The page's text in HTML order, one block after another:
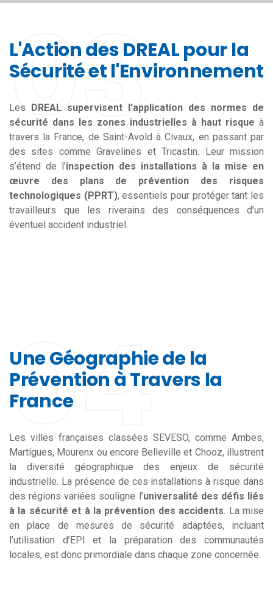
03
L'Action des DREAL pour la
Sécurité et l'Environnement
Les DREAL supervisent l’application des normes de
sécurité dans les zones industrielles à haut risque à
travers la France, de Saint-Avold à Civaux, en passant par
des sites comme Gravelines et Tricastin. Leur mission
s’étend de l’inspection des installations à la mise en
œuvre des plans de prévention des risques
technologiques (PPRT), essentiels pour protéger tant les
travailleurs que les riverains des conséquences d’un
éventuel accident industriel.
04
Une Géographie de la
Prévention à Travers la
France
Les villes françaises classées SEVESO, comme Ambes,
Martigues, Mourenx ou encore Belleville et Chooz, illustrent
la diversité géographique des enjeux de sécurité
industrielle. La présence de ces installations à risque dans
des régions variées souligne l’universalité des défis liés
à la sécurité et à la prévention des accidents. La mise
en place de mesures de sécurité adaptées, incluant
l’utilisation d’EPI et la préparation des communautés
locales, est donc primordiale dans chaque zone concernée.